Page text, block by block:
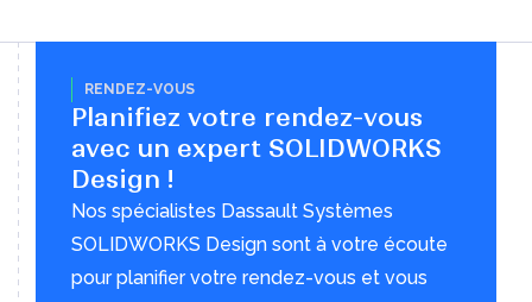
RENDEZ-VOUS
Planifiez votre rendez-vous
avec un expert SOLIDWORKS
Design !
Nos spécialistes Dassault Systèmes
SOLIDWORKS Design sont à votre écoute
pour planifier votre rendez-vous et vous